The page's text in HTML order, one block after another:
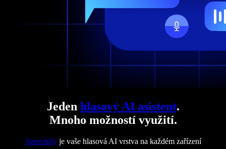
Jeden hlasový AI asistent.
Mnoho možností využití.
Speechifyje vaše hlasová AI vrstva na každém zařízení